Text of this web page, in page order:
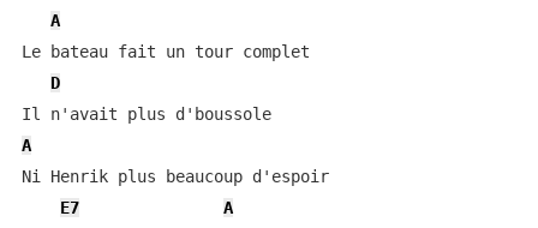
A
Le bateau fait un tour complet
D
Il n'avait plus d'boussole
A
Ni Henrik plus beaucoup d'espoir
E7
A